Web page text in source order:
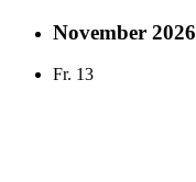
November 2026
Fr. 13